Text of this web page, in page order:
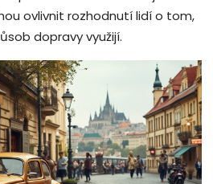
ovlivnit rozhodnutí lidí o tom,
dopravy využijí.